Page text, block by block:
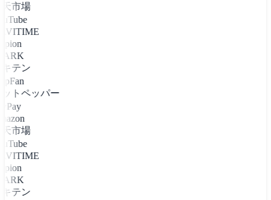
天市場
キテン
ットペッパー
天市場
キテン